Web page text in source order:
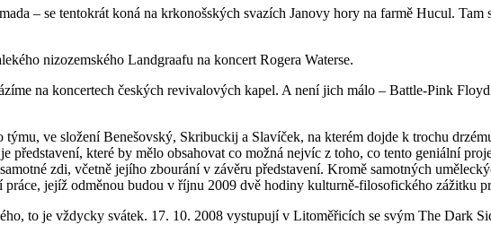
– se tentokrát koná na krkonošských svazích Janovy hory na farmě Hucul.
nizozemského Landgraafu na koncert Rogera Waterse.
na koncertech českých revivalových kapel. A není jich málo – Battle-Pink
ve složení Benešovský, Skribuckij a Slavíček, na kterém dojde k trochu
představení, které by mělo obsahovat co možná nejvíc z toho, co tento geniální
zdi, včetně jejího zbourání v závěru představení. Kromě samotných
jejíž odměnou budou v říjnu 2009 dvě hodiny kulturně-filosofického zážitku
to je vždycky svátek. 17. 10. 2008 vystupují v Litoměřicích se svým The Dark